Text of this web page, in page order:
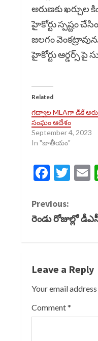
అరుణకు ఖర్చుల
హైకోర్టు స్పష్టం
జలగం
హైకోర్టు ఆర్డర్స్ పై
Related
గద్వాల MLAగా డీకే
సంఘం ఆదేశం
September 4, 2023
In "జాతీయం"
C
o
t
i
n
Previous:
రెండు రోజుల్లో
Leave a Reply
Your email
Comment*